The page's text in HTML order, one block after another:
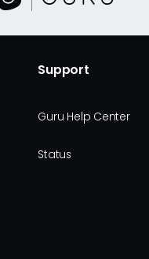
Support
Guru Help Center
Status